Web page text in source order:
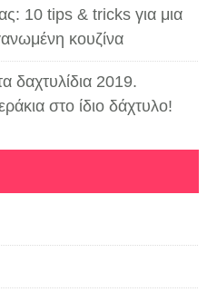
10 tips & tricks για μια
κουζίνα
δαχτυλίδια 2019.
στο ίδιο δάχτυλο!